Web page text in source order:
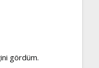
gördüm.